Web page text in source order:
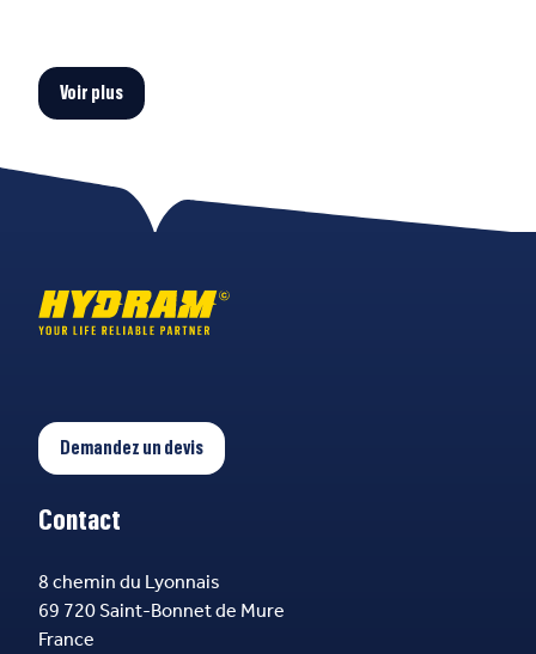
Voir plus
Demandez un devis
Contact
8 chemin du Lyonnais
69 720 Saint-Bonnet de Mure
France